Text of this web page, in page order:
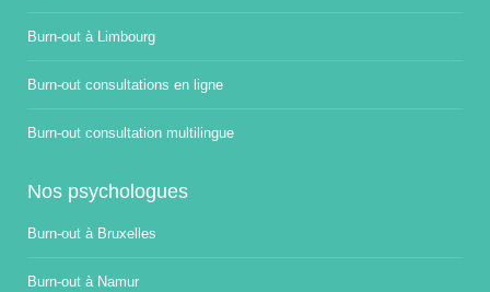
Burn-out à Limbourg
Burn-out consultations en ligne
Burn-out consultation multilingue
Nos psychologues
Burn-out à Bruxelles
Burn-out à Namur